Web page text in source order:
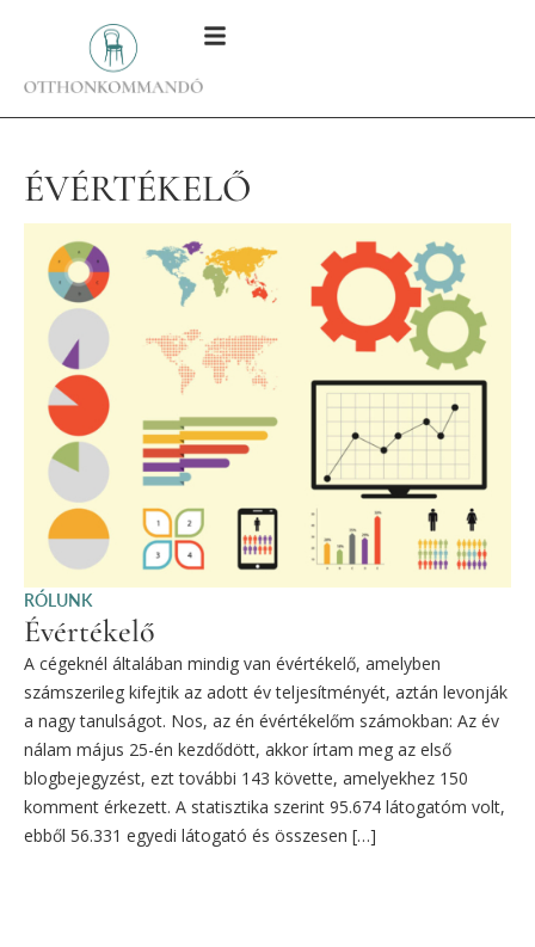
ÉVÉRTÉKELŐ
RÓLUNK
Évértékelő
A cégeknél általában mindig van évértékelő, amelyben
számszerileg kifejtik az adott év teljesítményét, aztán levonják
a nagy tanulságot. Nos, az én évértékelőm számokban: Az év
nálam május 25-én kezdődött, akkor írtam meg az első
blogbejegyzést, ezt további 143 követte, amelyekhez 150
komment érkezett. A statisztika szerint 95.674 látogatóm volt,
ebből 56.331 egyedi látogató és összesen […]